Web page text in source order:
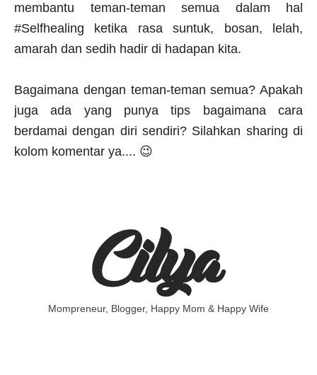
membantu teman-teman semua dalam hal
#Selfhealing ketika rasa suntuk, bosan, lelah,
amarah dan sedih hadir di hadapan kita.
Bagaimana dengan teman-teman semua? Apakah
juga ada yang punya tips bagaimana cara
berdamai dengan diri sendiri? Silahkan sharing di
kolom komentar ya.... 😉
Mompreneur, Blogger, Happy Mom & Happy Wife